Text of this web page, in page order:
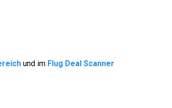
und im Flug Deal Scanner